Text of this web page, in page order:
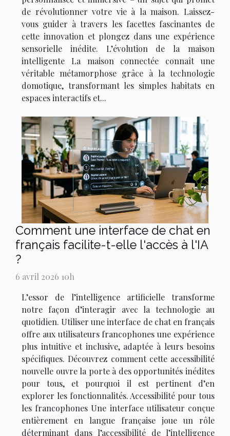
de révolutionner votre vie à la maison. Laissez-
vous guider à travers les facettes fascinantes de
cette innovation et plongez dans une expérience
sensorielle inédite. L’évolution de la maison
intelligente La maison connectée connaît une
véritable métamorphose grâce à la technologie
domotique, transformant les simples habitats en
espaces interactifs et...
Comment une interface de chat en
français facilite-t-elle l'accès à l'IA
?
6 avril 2026 10h
L’essor de l’intelligence artificielle transforme
notre façon d’interagir avec la technologie au
quotidien. Utiliser une interface de chat en français
offre aux utilisateurs francophones une expérience
plus intuitive et inclusive, adaptée à leurs besoins
spécifiques. Découvrez comment cette accessibilité
nouvelle ouvre la porte à des opportunités inédites
pour tous, et pourquoi il est pertinent d’en
explorer les fonctionnalités. Accessibilité pour tous
les francophones Une interface utilisateur conçue
entièrement en langue française joue un rôle
déterminant dans l’accessibilité de l’intelligence